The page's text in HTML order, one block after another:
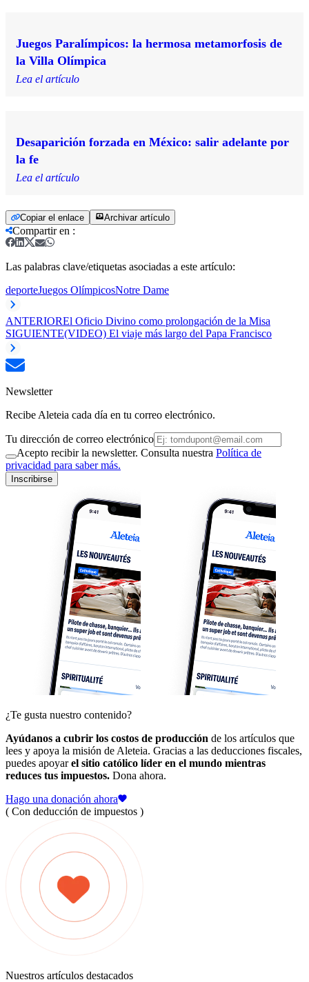
Juegos Paralímpicos: la hermosa metamorfosis de
la Villa Olímpica
Lea el artículo
Desaparición forzada en México: salir adelante por
la fe
Lea el artículo
Copiar el enlace Archivar artículo
Compartir en :
Las palabras clave/etiquetas asociadas a este artículo:
deporteJuegos OlímpicosNotre Dame
ANTERIOREl Oficio Divino como prolongación de la Misa
SIGUIENTE(VIDEO) El viaje más largo del Papa Francisco
Newsletter
Recibe Aleteia cada día en tu correo electrónico.
Tu dirección de correo electrónico
Acepto recibir la newsletter. Consulta nuestra Política de
privacidad para saber más.
Inscribirse
¿Te gusta nuestro contenido?
Ayúdanos a cubrir los costos de producción de los artículos que
lees y apoya la misión de Aleteia. Gracias a las deducciones fiscales,
puedes apoyarel sitio católico líder en el mundo mientras
reduces tus impuestos. Dona ahora.
Hago una donación ahora
( Con deducción de impuestos )
Nuestros artículos destacados